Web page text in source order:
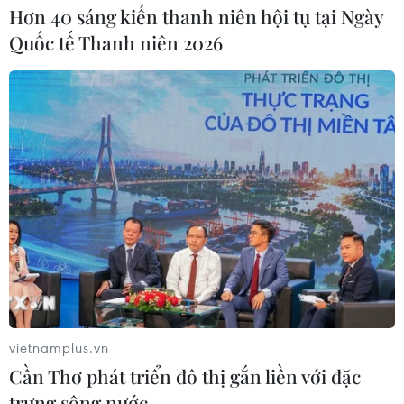
Áp thấp nhiệt đới đã suy yếu thành
một vùng áp thấp
08/08/2026 14:19
Trung Quốc nâng mức ứng phó khẩn
cấp với bão Dolphin
08/08/2026 07:10
Điện Biên từng bước hình thành thị
trường tín chỉ carbon rừng
08/08/2026 06:50
Hơn 40 sáng kiến thanh niên hội tụ tại Ngày
Quốc tế Thanh niên 2026
vietnamplus.vn
Cần Thơ phát triển đô thị gắn liền với đặc